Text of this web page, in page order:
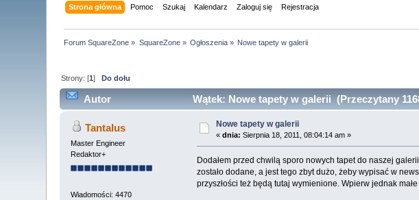
Strona główna Pomoc Szukaj Kalendarz Zaloguj się Rejestracja
Forum SquareZone » SquareZone» Ogłoszenia » Nowe tapety w galerii
Strony: [1]Do dołu
Autor Wątek: Nowe tapety w galerii (Przeczytany
Tantalus
Master Engineer
Redaktor+
Wiadomości: 4470
Nowe tapety w galerii
«dnia: Sierpnia 18, 2011, 08:04:14 am »
Dodałem przed chwilą sporo nowych tapet do naszej
zostało dodane, a jest tego zbyt dużo, żeby wypisać w
przyszłości też będą tutaj wymienione. Wpierw jednak